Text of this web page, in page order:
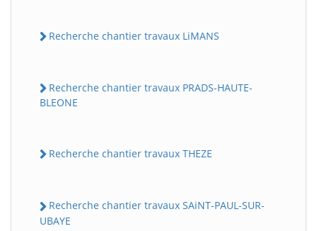
Recherche chantier travaux LiMANS
Recherche chantier travaux PRADS-HAUTE-
BLEONE
Recherche chantier travaux THEZE
Recherche chantier travaux SAiNT-PAUL-SUR-
UBAYE